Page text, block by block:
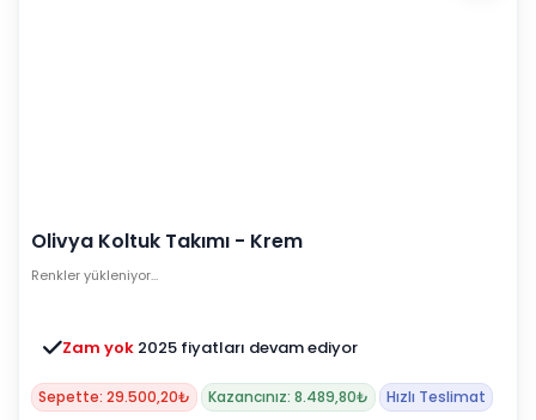
Olivya Koltuk Takımı - Krem
Renkler yükleniyor…
Zam yok 2025 fiyatları devam ediyor
Sepette: 29.500,20₺ Kazancınız: 8.489,80₺ Hızlı Teslimat